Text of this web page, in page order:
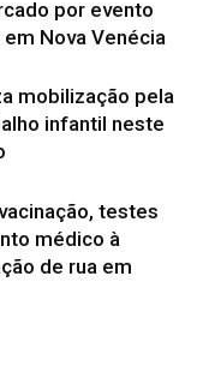
por evento
Nova Venécia
mobilização pela
infantil neste
testes
médico à
de rua em